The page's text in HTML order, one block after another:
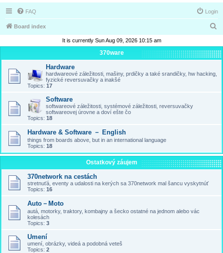
FAQ Login
Board index
a
r
It is currently Sun Aug 09, 2026 10:15 am
370ware
Hardware
hardwareové záležitosti, mašiny, prdičky a také srandičky, hw hacking,
fyzické reversuvačky a inakšé
Topics: 17
Software
softwareové záležitosti, systémové záležitosti, reversuvačky
softwareovej úrovne a doví ešte čo
Topics: 18
Hardware & Software － English
things from boards above, but in an international language
Topics: 18
Ostatkový záujem
370network na cestách
stretnuťá, eventy a udalosti na kerých sa 370network mal šancu vyskytnúť
Topics: 16
Auto－Moto
autá, motorky, traktory, kombajny a šecko ostatné na jednom alebo vác
kolesách
Topics: 3
Umení
umení, obrázky, videá a podobná veteš
Topics: 2